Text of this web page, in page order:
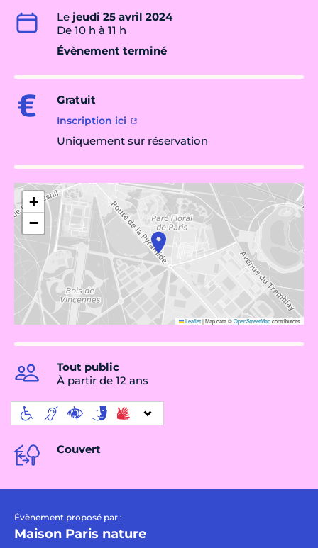
Le jeudi 25 avril 2024
De 10 h à 11 h
Évènement terminé
Gratuit
Inscription ici
Uniquement sur réservation
+
−
Leaflet|Map data ©OpenStreetMapcontributors
Tout public
À partir de 12 ans
Couvert
Évènement proposé par :
Maison Paris nature